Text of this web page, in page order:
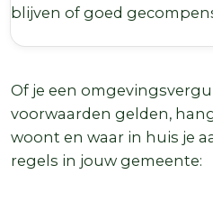
blijven of goed
Of je een
voorwaarden gelden,
woont en waar in huis je
regels in jouw gemeente: